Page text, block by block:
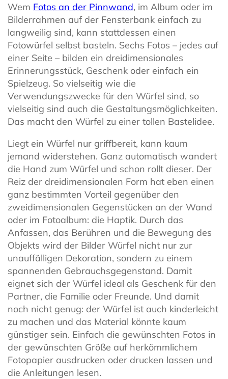
Wem Fotos an der Pinnwand, im Album oder im
Bilderrahmen auf der Fensterbank einfach zu
langweilig sind, kann stattdessen einen
Fotowürfel selbst basteln. Sechs Fotos – jedes auf
einer Seite – bilden ein dreidimensionales
Erinnerungsstück, Geschenk oder einfach ein
Spielzeug. So vielseitig wie die
Verwendungszwecke für den Würfel sind, so
vielseitig sind auch die Gestaltungsmöglichkeiten.
Das macht den Würfel zu einer tollen Bastelidee.
Liegt ein Würfel nur griffbereit, kann kaum
jemand widerstehen. Ganz automatisch wandert
die Hand zum Würfel und schon rollt dieser. Der
Reiz der dreidimensionalen Form hat eben einen
ganz bestimmten Vorteil gegenüber den
zweidimensionalen Gegenstücken an der Wand
oder im Fotoalbum: die Haptik. Durch das
Anfassen, das Berühren und die Bewegung des
Objekts wird der Bilder Würfel nicht nur zur
unauffälligen Dekoration, sondern zu einem
spannenden Gebrauchsgegenstand. Damit
eignet sich der Würfel ideal als Geschenk für den
Partner, die Familie oder Freunde. Und damit
noch nicht genug: der Würfel ist auch kinderleicht
zu machen und das Material könnte kaum
günstiger sein. Einfach die gewünschten Fotos in
der gewünschten Größe auf herkömmlichem
Fotopapier ausdrucken oder drucken lassen und
die Anleitungen lesen.